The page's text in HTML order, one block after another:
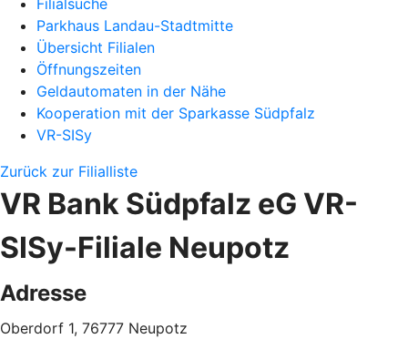
Filialsuche
Parkhaus Landau-Stadtmitte
Übersicht Filialen
Öffnungszeiten
Geldautomaten in der Nähe
Kooperation mit der Sparkasse Südpfalz
VR-SISy
Zurück zur Filialliste
VR Bank Südpfalz eG VR-
SISy-Filiale Neupotz
Adresse
Oberdorf 1, 76777 Neupotz